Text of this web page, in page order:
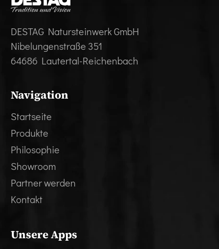
DESTAG Natursteinwerk GmbH
Nibelungenstraße 351
64686 Lautertal-Reichenbach
Navigation
Startseite
Produkte
Philosophie
Showroom
Partner werden
Kontakt
Unsere Apps